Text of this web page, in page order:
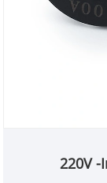
220V -